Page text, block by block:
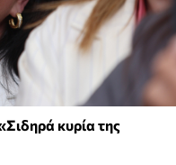
κυρία της